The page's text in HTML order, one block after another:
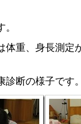
体重、身長測定
診断の様子です